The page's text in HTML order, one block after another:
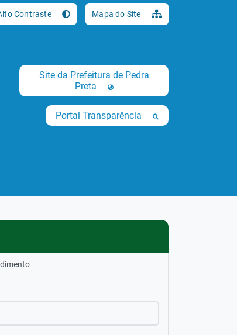
Contraste Mapa do Site
Site da Prefeitura de Pedra
Preta
Portal Transparência